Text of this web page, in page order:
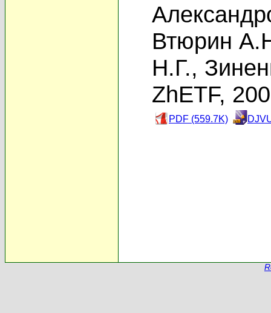
Втюрин
Н.Г.,
ZhETF,
PDF (559.7K)